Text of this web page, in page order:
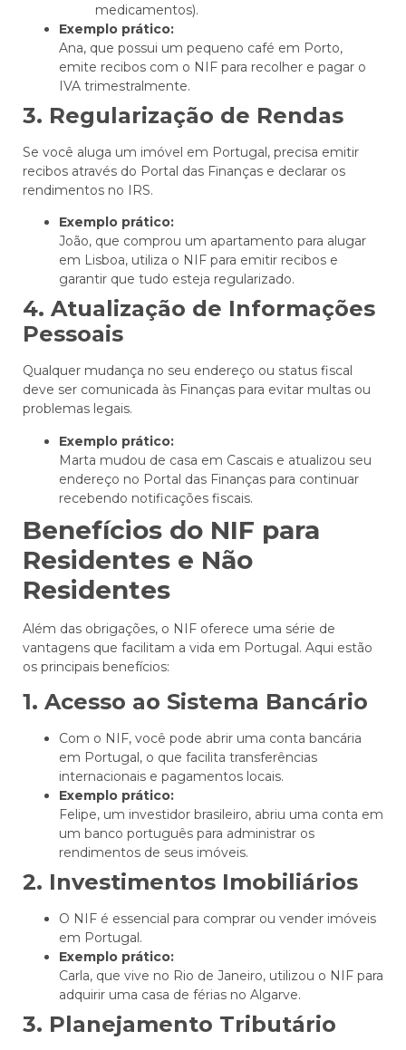
medicamentos).
Exemplo prático:
Ana, que possui um pequeno café em Porto,
emite recibos com o NIF para recolher e pagar o
IVA trimestralmente.
3. Regularização de Rendas
Se você aluga um imóvel em Portugal, precisa emitir
recibos através do Portal das Finanças e declarar os
rendimentos no IRS.
Exemplo prático:
João, que comprou um apartamento para alugar
em Lisboa, utiliza o NIF para emitir recibos e
garantir que tudo esteja regularizado.
4. Atualização de Informações
Pessoais
Qualquer mudança no seu endereço ou status fiscal
deve ser comunicada às Finanças para evitar multas ou
problemas legais.
Exemplo prático:
Marta mudou de casa em Cascais e atualizou seu
endereço no Portal das Finanças para continuar
recebendo notificações fiscais.
Benefícios do NIF para
Residentes e Não
Residentes
Além das obrigações, o NIF oferece uma série de
vantagens que facilitam a vida em Portugal. Aqui estão
os principais benefícios:
1. Acesso ao Sistema Bancário
Com o NIF, você pode abrir uma conta bancária
em Portugal, o que facilita transferências
internacionais e pagamentos locais.
Exemplo prático:
Felipe, um investidor brasileiro, abriu uma conta em
um banco português para administrar os
rendimentos de seus imóveis.
2. Investimentos Imobiliários
O NIF é essencial para comprar ou vender imóveis
em Portugal.
Exemplo prático:
Carla, que vive no Rio de Janeiro, utilizou o NIF para
adquirir uma casa de férias no Algarve.
3. Planejamento Tributário